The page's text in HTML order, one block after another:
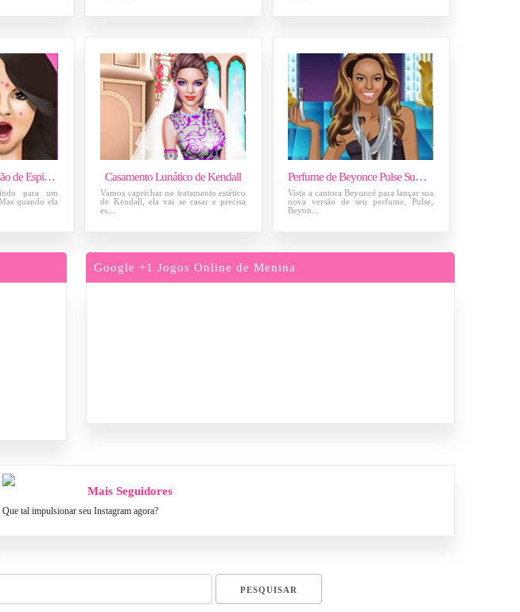
Selena Gomez Invasão de Espinhas
para um
quando ela
Casamento Lunático de Kendall
Vamos caprichar no tratamento estético
de Kendall, ela vai se casar e precisa
es...
Perfume de Beyonce Pulse Summer
Vista a cantora Beyoncé para lançar sua
nova versão de seu perfume, Pulse,
Beyon...
Google +1 Jogos Online de Menina
Mais Seguidores
Que tal impulsionar seu Instagram agora?